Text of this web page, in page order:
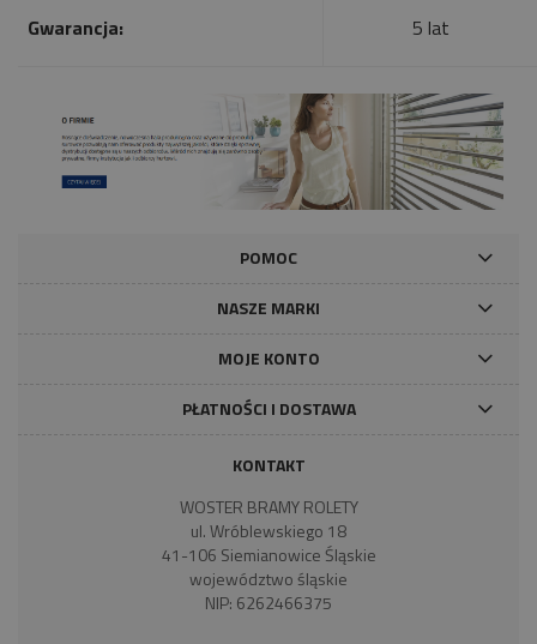
Gwarancja: 5 lat
POMOC
NASZE MARKI
MOJE KONTO
PŁATNOŚCI I DOSTAWA
KONTAKT
WOSTER BRAMY ROLETY
ul. Wróblewskiego 18
41-106 Siemianowice Śląskie
województwo śląskie
NIP: 6262466375